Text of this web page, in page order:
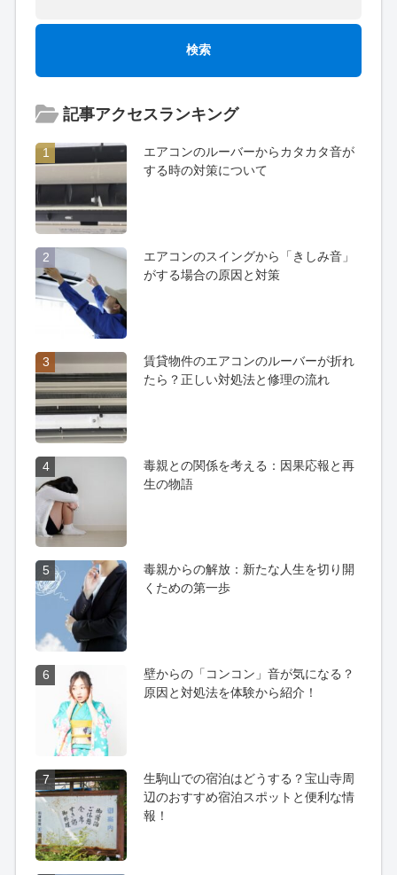
記事アクセスランキング
1
エアコンのルーバーからカタカタ音が
する時の対策について
2
エアコンのスイングから「きしみ音」
がする場合の原因と対策
3
賃貸物件のエアコンのルーバーが折れ
たら？正しい対処法と修理の流れ
4
毒親との関係を考える：因果応報と再
生の物語
5
毒親からの解放：新たな人生を切り開
くための第一歩
6
壁からの「コンコン」音が気になる？
原因と対処法を体験から紹介！
7
生駒山での宿泊はどうする？宝山寺周
辺のおすすめ宿泊スポットと便利な情
報！